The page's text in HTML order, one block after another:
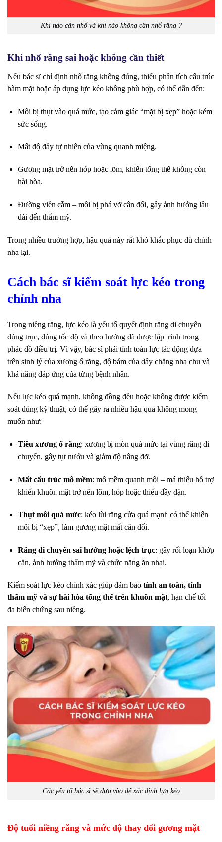
Khi nào cần nhổ và khi nào không cần nhổ răng ?
Khi nhổ răng sai hoặc không cần thiết
Nếu bác sĩ chỉ định nhổ răng không đúng, thiếu phân tích cấu trúc
hàm mặt hoặc áp dụng lực kéo không phù hợp, có thể dẫn đến:
Môi bị thụt vào quá mức, tạo cảm giác “mặt bị xẹp” hoặc kém
sức sống.
Mất độ đầy tự nhiên của vùng quanh miệng.
Gương mặt trở nên hóp hoặc lõm, khiến tổng thể không còn
hài hòa.
Đường viền cằm – môi bị phá vỡ cân đối, gây ảnh hưởng lâu
dài đến thẩm mỹ.
Trong nhiều trường hợp, hậu quả này rất khó khắc phục dù chỉnh
nha lại.
Cách bác sĩ kiểm soát lực kéo trong
chỉnh nha
Trong niềng răng, lực kéo là yếu tố quyết định răng di chuyển
đúng trục, đúng tốc độ và theo hướng đã được lập trình trong
phác đồ điều trị. Vì vậy, bác sĩ phải tính toán lực tác động dựa
trên sinh lý của xương ổ răng, độ bám của dây chằng nha chu và
khả năng đáp ứng của từng bệnh nhân.
Nếu lực kéo quá mạnh, không đồng đều hoặc không được kiểm
soát đúng kỹ thuật, có thể gây ra nhiều hậu quả không mong
muốn như:
Tiêu xương ổ răng: xương bị mòn quá mức tại vùng răng di
chuyển, gây tụt nướu và giảm độ nâng đỡ.
Mất cấu trúc mô mềm: mô mềm quanh môi – má thiếu hỗ trợ
khiến khuôn mặt trở nên lõm, hóp hoặc thiếu đầy đặn.
Thụt môi quá mức: kéo lùi răng cửa quá mạnh có thể khiến
môi bị “xẹp”, làm gương mặt mất cân đối.
Răng di chuyển sai hướng hoặc lệch trục: gây rối loạn khớp
cắn, ảnh hưởng thẩm mỹ và chức năng ăn nhai.
Kiểm soát lực kéo chính xác giúp đảm bảo tính an toàn, tính
thẩm mỹ và sự hài hòa tổng thể trên khuôn mặt, hạn chế tối
đa biến chứng sau niềng.
Các yếu tố bác sĩ sẽ dựa vào để xác định lựa kéo
Độ tuổi niềng răng và mức độ thay đổi gương mặt